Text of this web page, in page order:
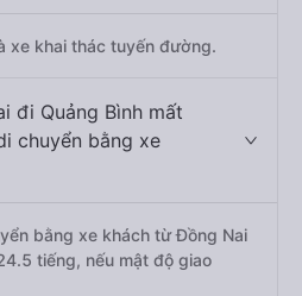
xe khai thác tuyến đường.
đi Quảng Bình mất
chuyển bằng xe
bằng xe khách từ Đồng Nai
tiếng, nếu mật độ giao